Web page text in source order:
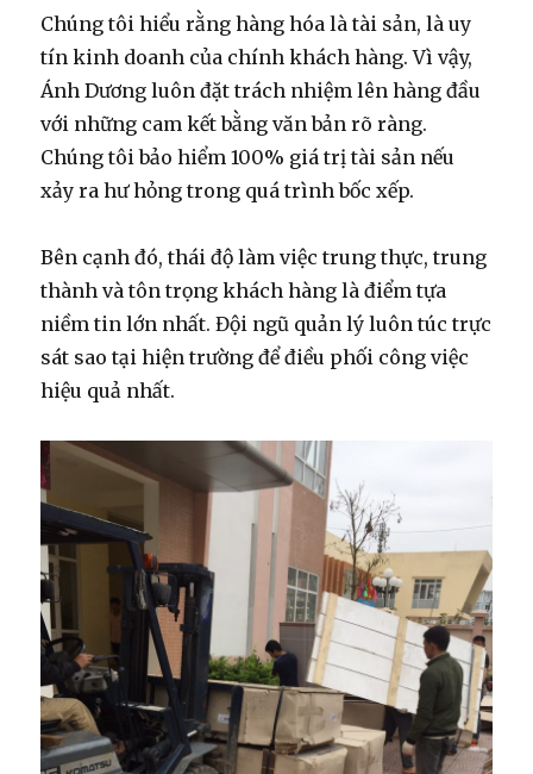
Chúng tôi hiểu rằng hàng hóa là tài sản, là uy
tín kinh doanh của chính khách hàng. Vì vậy,
Ánh Dương luôn đặt trách nhiệm lên hàng đầu
với những cam kết bằng văn bản rõ ràng.
Chúng tôi bảo hiểm 100% giá trị tài sản nếu
xảy ra hư hỏng trong quá trình bốc xếp.
Bên cạnh đó, thái độ làm việc trung thực, trung
thành và tôn trọng khách hàng là điểm tựa
niềm tin lớn nhất. Đội ngũ quản lý luôn túc trực
sát sao tại hiện trường để điều phối công việc
hiệu quả nhất.